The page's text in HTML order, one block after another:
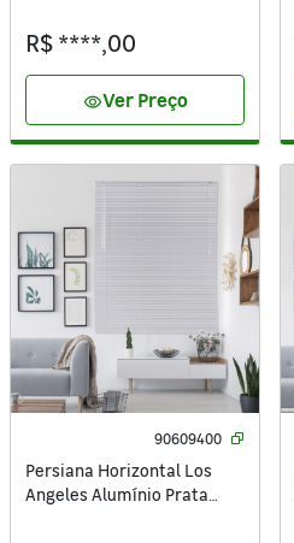
R$ ****,00
visibilityVer Preço
90609400
Persiana Horizontal Los
Angeles Alumínio Prata